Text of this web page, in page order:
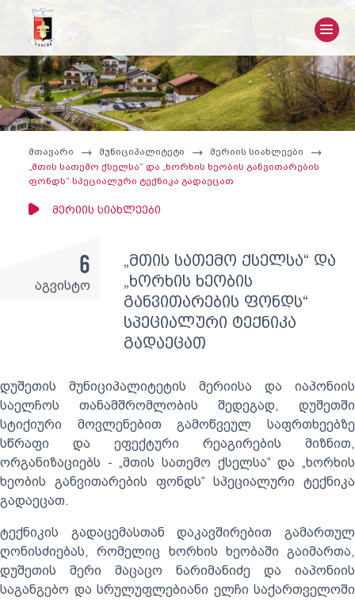
მთავარი მუნიციპალიტეტი
მერიის სიახლეები
„მთის სათემო ქსელსა“ და „ხორხის ხეობის განვითარების
ფონდს“ სპეციალური ტექნიკა გადაეცათ
მერიის სიახლეები
6
აგვისტო
„მთის სათემო ქსელსა“ და
„ხორხის ხეობის
განვითარების ფონდს“
სპეციალური ტექნიკა
გადაეცათ
დუშეთის მუნიციპალიტეტის მერიისა და იაპონიის
საელჩოს თანამშრომლობის შედეგად, დუშეთში
სტიქიური მოვლენებით გამოწვეულ საფრთხეებზე
სწრაფი და ეფექტური რეაგირების მიზნით,
ორგანიზაციებს - „მთის სათემო ქსელსა“ და „ხორხის
ხეობის განვითარების ფონდს“ სპეციალური ტექნიკა
გადაეცათ.
ტექნიკის გადაცემასთან დაკავშირებით გამართულ
ღონისძიებას, რომელიც ხორხის ხეობაში გაიმართა,
დუშეთის მერი მაცაცო ნარიმანიძე და იაპონიის
საგანგებო და სრულუფლებიანი ელჩი საქართველოში